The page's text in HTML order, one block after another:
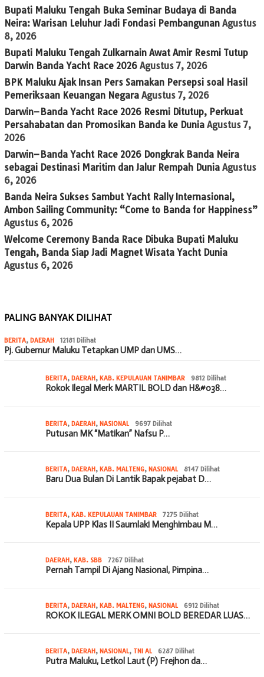
Bupati Maluku Tengah Buka Seminar Budaya di Banda
Neira: Warisan Leluhur Jadi Fondasi Pembangunan Agustus
8, 2026
Bupati Maluku Tengah Zulkarnain Awat Amir Resmi Tutup
Darwin Banda Yacht Race 2026 Agustus 7, 2026
BPK Maluku Ajak Insan Pers Samakan Persepsi soal Hasil
Pemeriksaan Keuangan Negara Agustus 7, 2026
Darwin–Banda Yacht Race 2026 Resmi Ditutup, Perkuat
Persahabatan dan Promosikan Banda ke Dunia Agustus 7,
2026
Darwin–Banda Yacht Race 2026 Dongkrak Banda Neira
sebagai Destinasi Maritim dan Jalur Rempah Dunia Agustus
6, 2026
Banda Neira Sukses Sambut Yacht Rally Internasional,
Ambon Sailing Community: “Come to Banda for Happiness”
Agustus 6, 2026
Welcome Ceremony Banda Race Dibuka Bupati Maluku
Tengah, Banda Siap Jadi Magnet Wisata Yacht Dunia
Agustus 6, 2026
PALING BANYAK DILIHAT
BERITA, DAERAH 12181 Dilihat
Pj. Gubernur Maluku Tetapkan UMP dan UMS…
BERITA, DAERAH, KAB. KEPULAUAN TANIMBAR 9812 Dilihat
Rokok Ilegal Merk MARTIL BOLD dan H&#038…
BERITA, DAERAH, NASIONAL 9697 Dilihat
Putusan MK “Matikan” Nafsu P…
BERITA, DAERAH, KAB. MALTENG, NASIONAL 8147 Dilihat
Baru Dua Bulan Di Lantik Bapak pejabat D…
BERITA, KAB. KEPULAUAN TANIMBAR 7275 Dilihat
Kepala UPP Klas II Saumlaki Menghimbau M…
DAERAH, KAB. SBB 7267 Dilihat
Pernah Tampil Di Ajang Nasional, Pimpina…
BERITA, DAERAH, KAB. MALTENG, NASIONAL 6912 Dilihat
ROKOK ILEGAL MERK OMNI BOLD BEREDAR LUAS…
BERITA, DAERAH, NASIONAL, TNI AL 6287 Dilihat
Putra Maluku, Letkol Laut (P) Frejhon da…